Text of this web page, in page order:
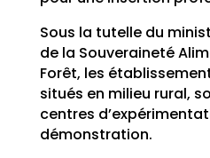
Sous la tutelle du
de la Souveraineté
Forêt, les
situés en milieu rural,
centres
démonstration.